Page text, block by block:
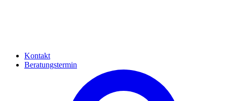
Kontakt
Beratungstermin